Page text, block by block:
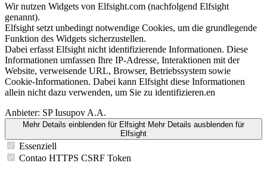
Wir nutzen Widgets von Elfsight.com (nachfolgend Elfsight
genannt).
Elfsight setzt unbedingt notwendige Cookies, um die grundlegende
Funktion des Widgets sicherzustellen.
Dabei erfasst Elfsight nicht identifizierende Informationen. Diese
Informationen umfassen Ihre IP-Adresse, Interaktionen mit der
Website, verweisende URL, Browser, Betriebssystem sowie
Cookie-Informationen. Dabei kann Elfsight diese Informationen
allein nicht dazu verwenden, um Sie zu identifizieren.en
Anbieter: SP Iusupov A.A.
Mehr Details einblenden für Elfsight Mehr Details ausblenden für
Elfsight
Essenziell
Contao HTTPS CSRF Token